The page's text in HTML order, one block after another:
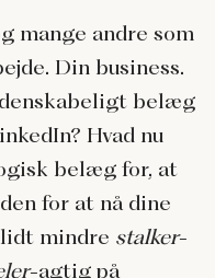
mange andre som
Din business.
belæg
Hvad nu
belæg for, at
for at nå dine
mindre stalker-
-agtig på